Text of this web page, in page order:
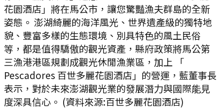
花園酒店」將在馬公市，讓您驚豔漁夫群島的全新
姿態。 澎湖綺麗的海洋風光、世界遺產級的獨特地
貌、豐富多樣的生態環境、別具特色的風土民俗
等，都是值得驕傲的觀光資產，縣府政策將馬公第
三漁港港區規劃成觀光休閒漁業區，加上 「
Pescadores 百世多麗花園酒店」的營運，藍董事長
表示，對於未來澎湖觀光業的發展潛力與國際能見
度深具信心。 (資料來源:百世多麗花園酒店)